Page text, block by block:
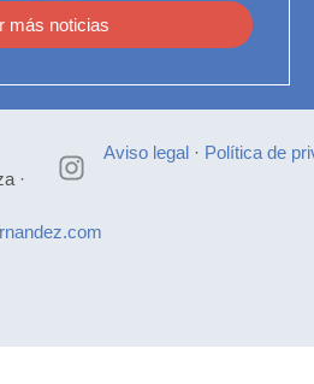
más noticias
·
Aviso legal· Política de